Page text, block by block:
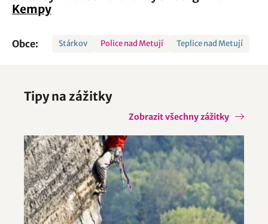
Kempy
Obce: Stárkov Police nad Metují Teplice nad Metují
Tipy na zážitky
Zobrazit všechny zážitky